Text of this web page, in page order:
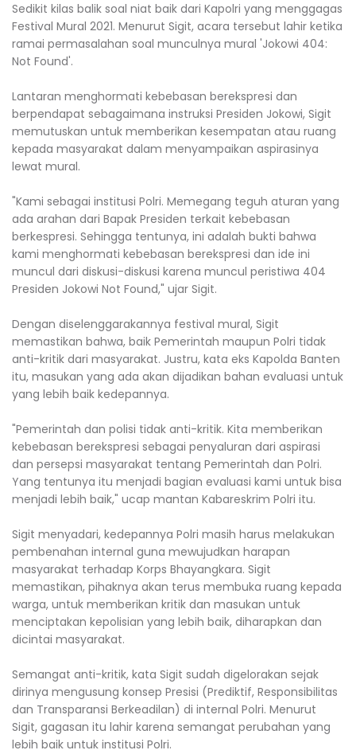
Sedikit kilas balik soal niat baik dari Kapolri yang menggagas
Festival Mural 2021. Menurut Sigit, acara tersebut lahir ketika
ramai permasalahan soal munculnya mural 'Jokowi 404:
Not Found'.
Lantaran menghormati kebebasan berekspresi dan
berpendapat sebagaimana instruksi Presiden Jokowi, Sigit
memutuskan untuk memberikan kesempatan atau ruang
kepada masyarakat dalam menyampaikan aspirasinya
lewat mural.
"Kami sebagai institusi Polri. Memegang teguh aturan yang
ada arahan dari Bapak Presiden terkait kebebasan
berkespresi. Sehingga tentunya, ini adalah bukti bahwa
kami menghormati kebebasan berekspresi dan ide ini
muncul dari diskusi-diskusi karena muncul peristiwa 404
Presiden Jokowi Not Found," ujar Sigit.
Dengan diselenggarakannya festival mural, Sigit
memastikan bahwa, baik Pemerintah maupun Polri tidak
anti-kritik dari masyarakat. Justru, kata eks Kapolda Banten
itu, masukan yang ada akan dijadikan bahan evaluasi untuk
yang lebih baik kedepannya.
"Pemerintah dan polisi tidak anti-kritik. Kita memberikan
kebebasan berekspresi sebagai penyaluran dari aspirasi
dan persepsi masyarakat tentang Pemerintah dan Polri.
Yang tentunya itu menjadi bagian evaluasi kami untuk bisa
menjadi lebih baik," ucap mantan Kabareskrim Polri itu.
Sigit menyadari, kedepannya Polri masih harus melakukan
pembenahan internal guna mewujudkan harapan
masyarakat terhadap Korps Bhayangkara. Sigit
memastikan, pihaknya akan terus membuka ruang kepada
warga, untuk memberikan kritik dan masukan untuk
menciptakan kepolisian yang lebih baik, diharapkan dan
dicintai masyarakat.
Semangat anti-kritik, kata Sigit sudah digelorakan sejak
dirinya mengusung konsep Presisi (Prediktif, Responsibilitas
dan Transparansi Berkeadilan) di internal Polri. Menurut
Sigit, gagasan itu lahir karena semangat perubahan yang
lebih baik untuk institusi Polri.